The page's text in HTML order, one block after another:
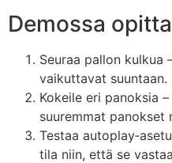
Demossa
Seuraa pallon kulkua
vaikuttavat suuntaan.
Kokeile eri panoksia
suuremmat
Testaa
tila niin, että se